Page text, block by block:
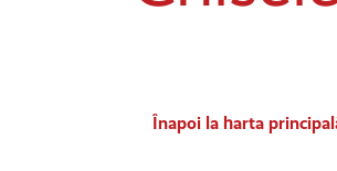
Înapoi la harta